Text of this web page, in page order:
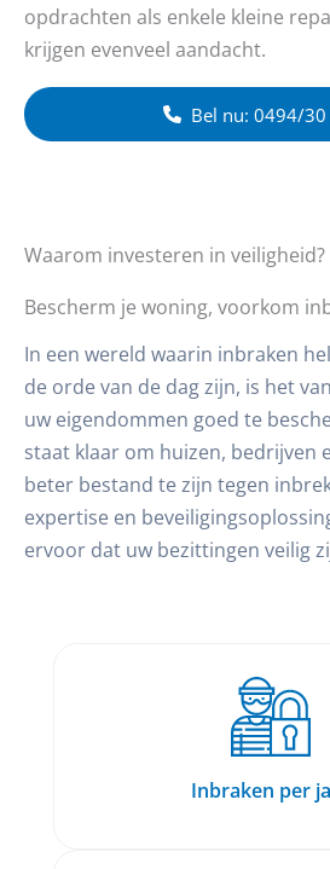
opdrachten als enkele kleine
krijgen evenveel aandacht.
Bel nu: 0494/
Waarom investeren in veiligheid?
Bescherm je woning, voorkom
In een wereld waarin inbraken
de orde van de dag zijn, is het
uw eigendommen goed te
staat klaar om huizen, bedrijven
beter bestand te zijn tegen
expertise en
ervoor dat uw bezittingen veilig
Inbraken per